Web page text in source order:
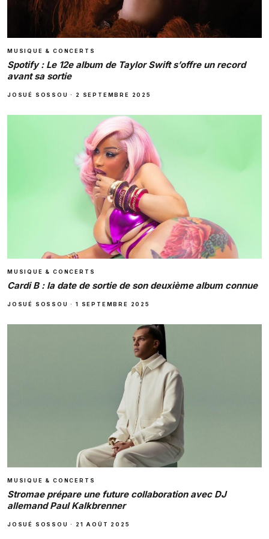
MUSIQUE & CONCERTS
Spotify : Le 12e album de Taylor Swift s’offre un record
avant sa sortie
JOSUÉ SOSSOU · 2 SEPTEMBRE 2025
MUSIQUE & CONCERTS
Cardi B : la date de sortie de son deuxième album connue
JOSUÉ SOSSOU ·1 SEPTEMBRE 2025
MUSIQUE & CONCERTS
Stromae prépare une future collaboration avec DJ
allemand Paul Kalkbrenner
JOSUÉ SOSSOU · 21 AOÛT 2025